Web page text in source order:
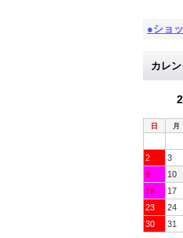
●ショ
カレ
日 月
2
3
9
10
16
17
23
24
30
31